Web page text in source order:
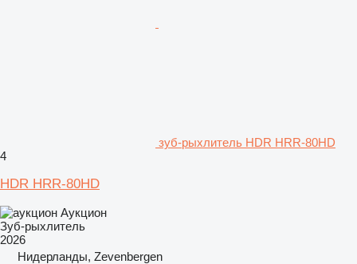
зуб-рыхлитель HDR HRR-80HD
4
HDR HRR-80HD
Аукцион
Зуб-рыхлитель
2026
Нидерланды, Zevenbergen